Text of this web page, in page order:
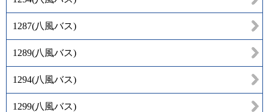
1287(八風バス)
1289(八風バス)
1294(八風バス)
1299(八風バス)